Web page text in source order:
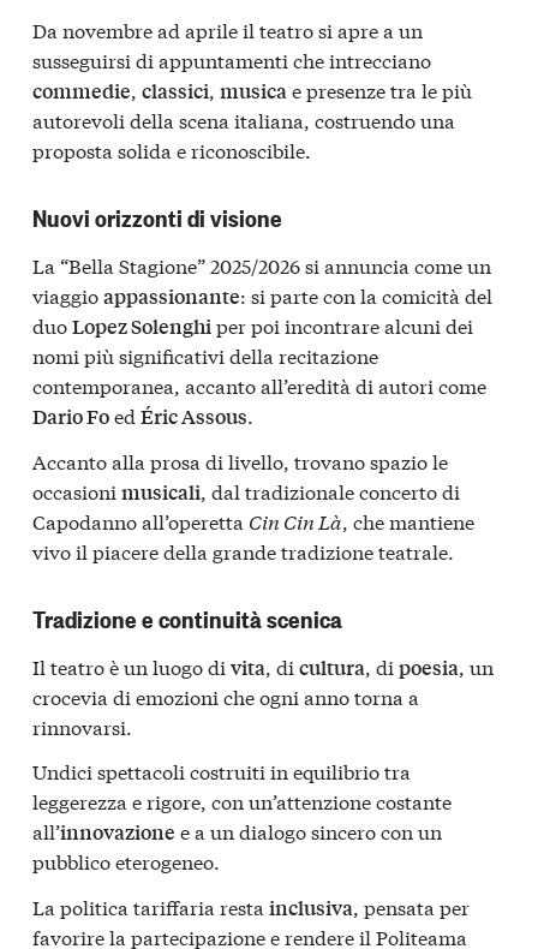
Da novembre ad aprile il teatro si apre a un
susseguirsi di appuntamenti che intrecciano
commedie, classici, musicae presenze tra le più
autorevoli della scena italiana, costruendo una
proposta solida e riconoscibile.
Nuovi orizzonti di visione
La “Bella Stagione” 2025/2026 si annuncia come un
viaggioappassionante: si parte con la comicità del
duoLopez Solenghiper poi incontrare alcuni dei
nomi più significativi della recitazione
contemporanea, accanto all’eredità di autori come
Dario Foed Éric Assous.
Accanto alla prosa di livello, trovano spazio le
occasioni musicali , dal tradizionale concerto di
Capodanno all’operetta Cin Cin Là , che mantiene
vivo il piacere della grande tradizione teatrale.
Tradizione e continuità scenica
Il teatro è un luogo di vita, di cultura, di poesia, un
crocevia di emozioni che ogni anno torna a
rinnovarsi.
Undici spettacoli costruiti in equilibrio tra
leggerezza e rigore, con un’attenzione costante
all’innovazione e a un dialogo sincero con un
pubblico eterogeneo.
La politica tariffaria resta inclusiva, pensata per
favorire la partecipazione e rendere il Politeama